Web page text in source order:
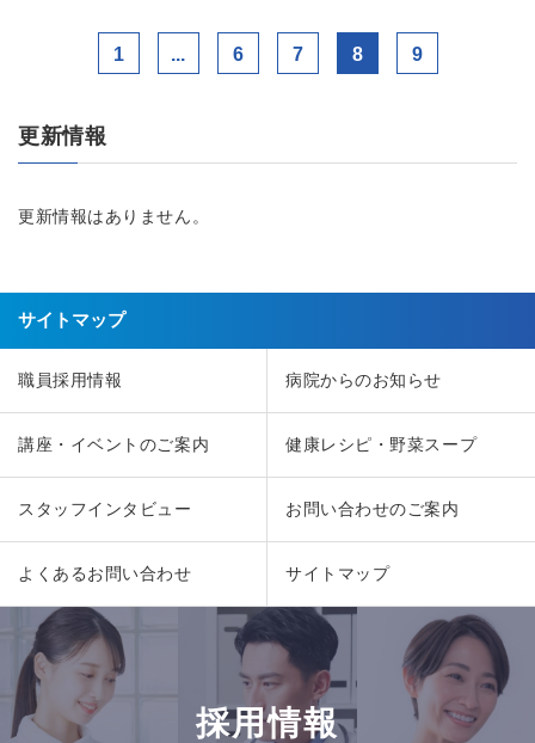
1 ... 6 7 8 9
更新情報
更新情報はありません。
サイトマップ
職員採用情報 病院からのお知らせ
講座・イベントのご案内 健康レシピ・野菜スープ
スタッフインタビュー お問い合わせのご案内
よくあるお問い合わせ サイトマップ
採用情報